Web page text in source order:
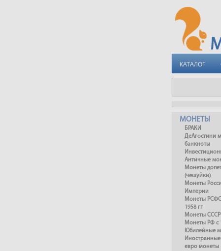
КАТАЛОГ
МОНЕТЫ
БРАКИ
ДеАгостини
банкноты
Античные
Монеты
(чешуйки)
Монеты
Империи
Монеты
1958 гг
Монеты СССР
Монеты РФ с
Юбилейные
евро монеты